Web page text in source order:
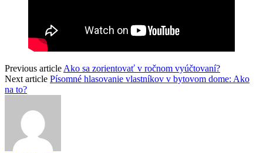
Previous articleAko sa zorientovať v ročnom vyúčtovaní?
Next article Písomné hlasovanie vlastníkov v bytovom dome: Ako
na to?